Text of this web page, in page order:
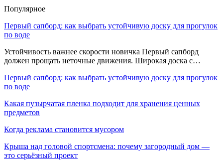
Популярное
Первый сапборд: как выбрать устойчивую доску для прогулок
по воде
Устойчивость важнее скорости новичка Первый сапборд
должен прощать неточные движения. Широкая доска с…
Первый сапборд: как выбрать устойчивую доску для прогулок
по воде
Какая пузырчатая пленка подходит для хранения ценных
предметов
Когда реклама становится мусором
Крыша над головой спортсмена: почему загородный дом —
это серьёзный проект